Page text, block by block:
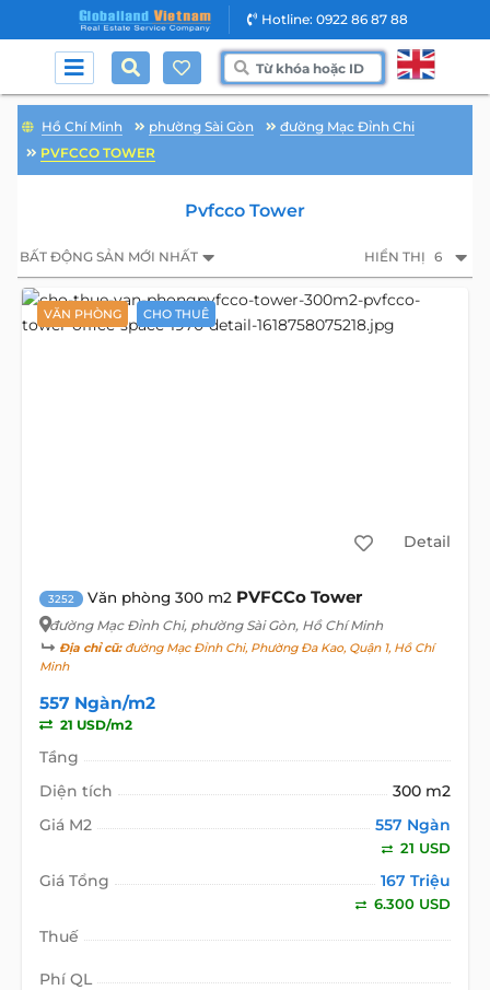
Hotline: 0922 86 87 88
Hồ Chí Minh phường Sài Gòn
đường Mạc Đỉnh Chi
PVFCCO TOWER
Pvfcco Tower
BẤT ĐỘNG SẢN MỚI NHẤT HIỂN THỊ 6
VĂN PHÒNG CHO THUÊ
Detail
3252 Văn phòng 300 m2 PVFCCo Tower
đường Mạc Đỉnh Chi, phường Sài Gòn, Hồ Chí Minh
Địa chỉ cũ:đường Mạc Đỉnh Chi, Phường Đa Kao, Quận 1, Hồ Chí
Minh
557 Ngàn/m2
21 USD/m2
Tầng
Diện tích
300 m2
Giá M2
557 Ngàn
21 USD
Giá Tổng 167 Triệu
6.300 USD
Thuế
Phí QL